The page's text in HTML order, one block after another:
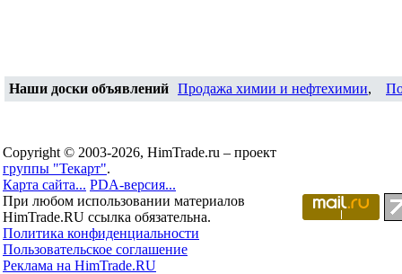
Наши доски объявлений Продажа химии и нефтехимии,
Copyright © 2003-2026, HimTrade.ru – проект
группы "Текарт".
Карта сайта... PDA-версия...
При любом использовании материалов
HimTrade.RU ссылка обязательна.
Политика конфиденциальности
Пользовательское соглашение
Реклама на HimTrade.RU